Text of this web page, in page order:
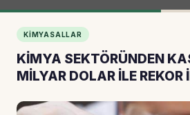
KIMYASALLAR
KİMYA SEKTÖRÜNDEN
MİLYAR DOLAR İLE REKOR